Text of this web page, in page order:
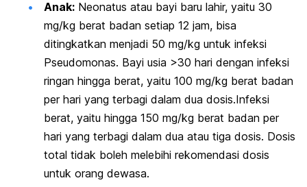
Anak: Neonatus atau bayi baru lahir, yaitu 30
mg/kg berat badan setiap 12 jam, bisa
ditingkatkan menjadi 50 mg/kg untuk infeksi
Pseudomonas. Bayi usia >30 hari dengan infeksi
ringan hingga berat, yaitu 100 mg/kg berat badan
per hari yang terbagi dalam dua dosis.Infeksi
berat, yaitu hingga 150 mg/kg berat badan per
hari yang terbagi dalam dua atau tiga dosis. Dosis
total tidak boleh melebihi rekomendasi dosis
untuk orang dewasa.